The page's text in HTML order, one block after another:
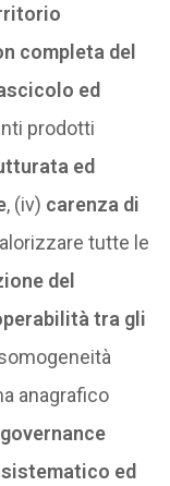
completa del
ed
prodotti
ed
, (iv) carenza di
tutte le
del
tra gli
anagrafico
governance
ed